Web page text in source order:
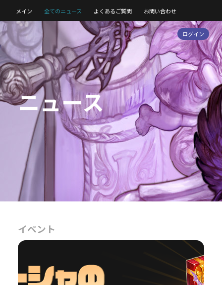
メイン 全てのニュース よくあるご質問 お問い合わせ
ログイン
ニュース
イベント